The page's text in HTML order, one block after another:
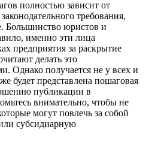
полностью зависит от
требования,
Большинство юристов и
именно эти лица
предприятия за раскрытие
делать это
Однако получается не у всех и
будет представлена пошаговая
публикации в
внимательно, чтобы не
могут повлечь за собой
субсидиарную